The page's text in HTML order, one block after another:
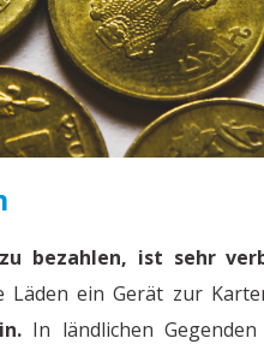
bezahlen, ist sehr
Läden ein Gerät zur
In ländlichen